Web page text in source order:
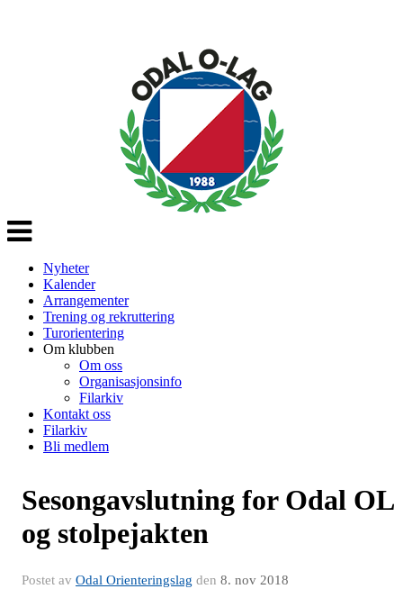
Veksle
navigasjon
Nyheter
Kalender
Arrangementer
Trening og rekruttering
Turorientering
Om klubben
Om oss
Organisasjonsinfo
Filarkiv
Kontakt oss
Filarkiv
Bli medlem
Sesongavslutning for Odal OL
og stolpejakten
Postet av Odal Orienteringslag den 8. nov 2018